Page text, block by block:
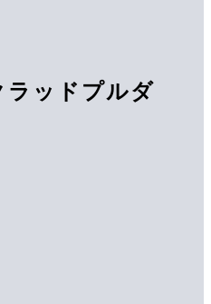
ラッドプルダ